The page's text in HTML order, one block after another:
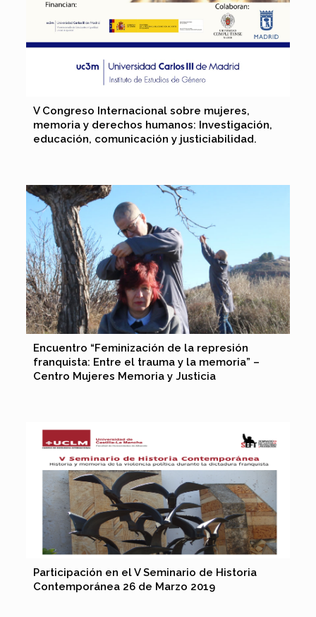
V Congreso Internacional sobre mujeres,
memoria y derechos humanos: Investigación,
educación, comunicación y justiciabilidad.
Encuentro “Feminización de la represión
franquista: Entre el trauma y la memoria” –
Centro Mujeres Memoria y Justicia
Participación en el V Seminario de Historia
Contemporánea 26 de Marzo 2019